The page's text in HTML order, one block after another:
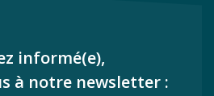
informé(e),
à notre newsletter :